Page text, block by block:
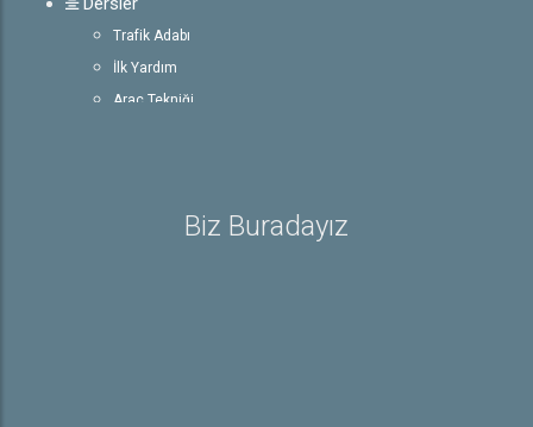
Trafik Adabı
İlk Yardım
Araç Tekniği
Ehliyet ile İlgili BilgilerBiz Buradayız